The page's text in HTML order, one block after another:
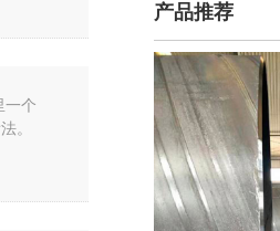
一个
。
产品推荐